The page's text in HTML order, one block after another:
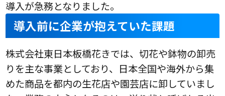
導入が急務となりました。
導入前に企業が抱えていた課題
株式会社東日本板橋花きでは、切花や鉢物の卸売
りを主な事業としており、日本全国や海外から集
めた商品を都内の生花店や園芸店に卸していまし